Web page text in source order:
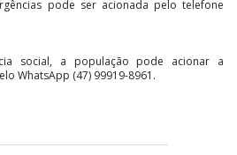
pode ser acionada pelo telefone
social, a população pode acionar a
WhatsApp (47) 99919-8961.